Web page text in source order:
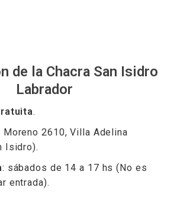
de la Chacra San Isidro
Labrador
.
Moreno 2610, Villa Adelina
Isidro).
: sábados de 14 a 17 hs (No es
entrada).